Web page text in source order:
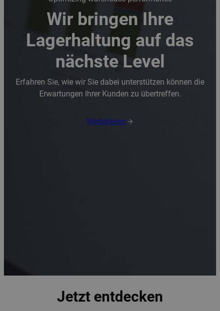
Wir bringen Ihre
Lagerhaltung auf das
nächste Level
Erfahren Sie, wie wir Sie dabei unterstützen können die
Erwartungen Ihrer Kunden zu übertreffen.
Weiterlesen
Jetzt entdecken